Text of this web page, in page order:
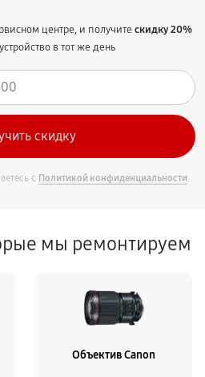
центре, и получитескидку 20%
в тот же день
с Политикой конфиденциальности
мы ремонтируем
Объектив Canon